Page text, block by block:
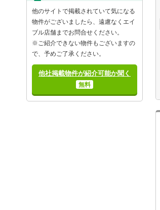
他のサイトで掲載されていて気になる
物件がございましたら、遠慮なくエイ
ブル店舗までお問合せください。
※ご紹介できない物件もございますの
で、予めご了承ください。
他社掲載物件が紹介可能か聞く
無料